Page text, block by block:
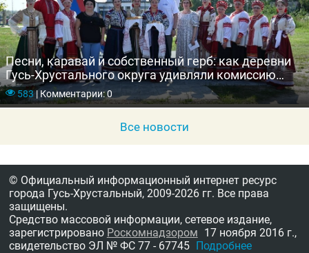
Песни, каравай и собственный герб: как деревни
Гусь-Хрустального округа удивляли комиссию
конкурса «Самая красивая деревня»
583|Комментарии: 0
Все новости
© Официальный информационный интернет ресурс
города Гусь-Хрустальный, 2009-2026 гг. Все права
защищены.
Средство массовой информации, сетевое издание,
зарегистрировано Роскомнадзором 17 ноября 2016 г.,
свидетельство ЭЛ № ФС 77 - 67745 Подробнее